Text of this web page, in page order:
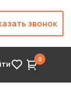
звонок
0